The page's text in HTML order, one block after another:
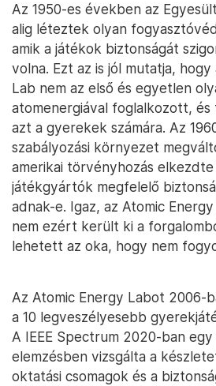
Az 1950-es években az
alig léteztek olyan
amik a játékok biztonságát
volna. Ezt az is jól mutatja,
Lab nem az első és egyetlen
atomenergiával foglalkozott,
azt a gyerekek számára. Az
szabályozási környezet
amerikai törvényhozás
játékgyártók megfelelő
adnak-e. Igaz, az Atomic
nem ezért került ki a
lehetett az oka, hogy nem
Az Atomic Energy Labot 2006-
a 10 legveszélyesebb
A IEEE Spectrum 2020-ban
elemzésben vizsgálta a
oktatási csomagok és a